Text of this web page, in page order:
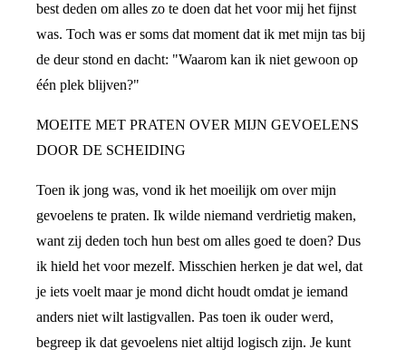
best deden om alles zo te doen dat het voor mij het fijnst
was. Toch was er soms dat moment dat ik met mijn tas bij
de deur stond en dacht: "Waarom kan ik niet gewoon op
één plek blijven?"
MOEITE MET PRATEN OVER MIJN GEVOELENS
DOOR DE SCHEIDING
Toen ik jong was, vond ik het moeilijk om over mijn
gevoelens te praten. Ik wilde niemand verdrietig maken,
want zij deden toch hun best om alles goed te doen? Dus
ik hield het voor mezelf. Misschien herken je dat wel, dat
je iets voelt maar je mond dicht houdt omdat je iemand
anders niet wilt lastigvallen. Pas toen ik ouder werd,
begreep ik dat gevoelens niet altijd logisch zijn. Je kunt